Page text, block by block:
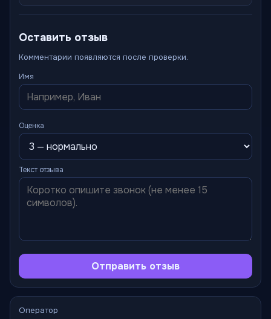
Оставить отзыв
Комментарии появляются после проверки.
Имя
Оценка
Текст отзыва
Отправить отзыв
Оператор